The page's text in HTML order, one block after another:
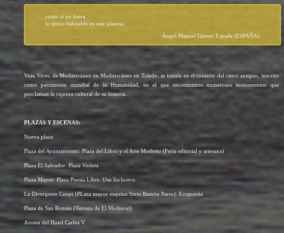
como si yo fuera
lo único habitable en este planeta.
Ángel Manuel Gómez Espada (ESPAÑA)
Voix Vives, de Mediterráneo en Mediterráneo en Toledo, se instala en el corazón del casco antiguo, inscrito
como patrimonio mundial de la Humanidad, en el que encontramos numerosos monumentos que
proclaman la riqueza cultural de su historia.
PLAZAS Y ESCENAS:
Nueva plaza
Plaza del Ayuntamiento: Plaza del Libro y el Arte Modesto (Feria editorial y artesana)
Plaza El Salvador: Plaza Violeta
Plaza Mayor: Plaza Poesía Libre. Uso Inclusivo.
La Divergente Coopi (PLaza mayor esquina Sixto Ramón Parro): Ecopoesía
Plaza de San Román (Terraza de El Medieval)
Azotea del Hotel Carlos V